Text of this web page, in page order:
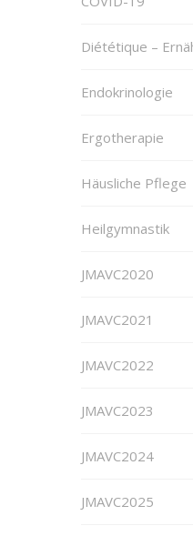
Diététique –
Endokrinologie
Ergotherapie
Häusliche Pflege
Heilgymnastik
JMAVC2020
JMAVC2021
JMAVC2022
JMAVC2023
JMAVC2024
JMAVC2025